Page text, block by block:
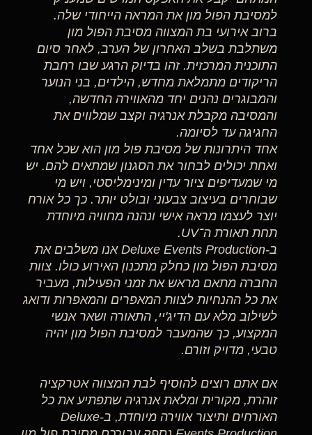
למסיבת הפול מון את המראה הייחודי שלה.
ברוב אירועי בת המצווה מסיבת הפול מון
משתלבת בשלב האחרון של הערב, לאחר סיום
התוכנית המרכזית. זהו בדיוק הרגע שבו רחבת
הריקודים מתמלאת מחדש, הילדים, בני הנוער
והמבוגרים נהנים יחד מהאווירה החדשה,
והמסיבה מקבלת אנרגיה וקצב שמלווים את
החגיגה עד לסיומה.
אחד היתרונות של מסיבת פול מון הוא שכל אחד
ואחת יכולים לבחור את הסגנון שמתאים להם. יש
מי שמעדיפים ציור עדין ומינימליסטי, ויש מי
שבוחרים בעיצוב צבעוני ובולט יותר. כך כל אורח
יוצר לעצמו מראה אישי ונהנה מחוויה מיוחדת
תחת תאורת ה־UV.
ב-Deluxe Events Production אנו משלבים את
מסיבת הפול מון כחלק מתכנון האירוע כולו. צוות
החברה מתאם מראש את זמני הפעילות, מעביר
את כל ההנחיות לצוות המאפרים והמאפרות ודואג
לשילוב מלא עם הדיג'יי, התאורה ושאר אנשי
המקצוע, כך שהמעבר למסיבת הפול מון יהיה
טבעי, מדויק וזורם.
אם אתם רוצים להוסיף לבת המצווה אטרקציה
זוהרת, מקורית ומלאת אנרגיה שתפתיע את כל
האורחים ותיצור אווירה מיוחדת, ב-Deluxe